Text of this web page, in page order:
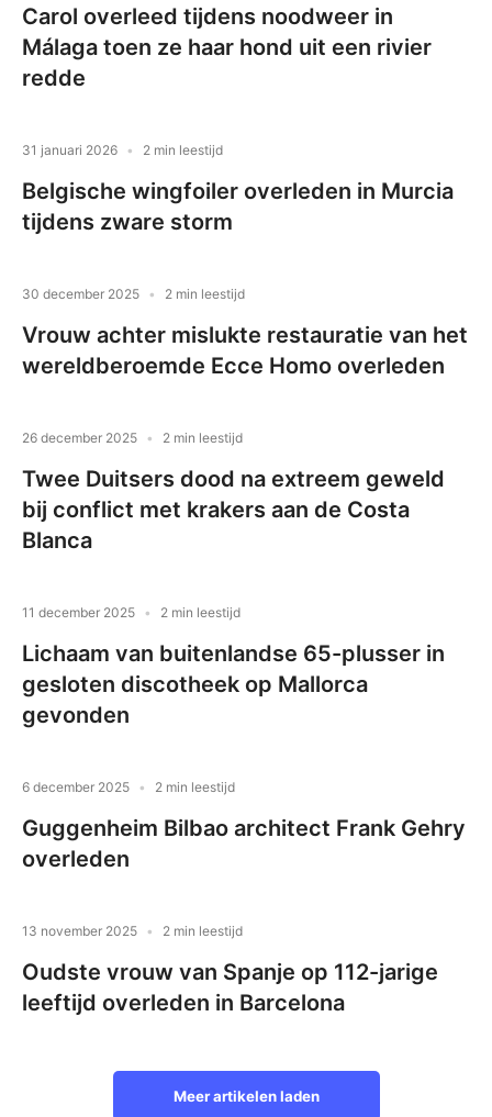
Carol overleed tijdens noodweer in
Málaga toen ze haar hond uit een rivier
redde
31 januari 2026 2 min leestijd
Belgische wingfoiler overleden in Murcia
tijdens zware storm
30 december 2025 2 min leestijd
Vrouw achter mislukte restauratie van het
wereldberoemde Ecce Homo overleden
26 december 2025 2 min leestijd
Twee Duitsers dood na extreem geweld
bij conflict met krakers aan de Costa
Blanca
11 december 2025 2 min leestijd
Lichaam van buitenlandse 65-plusser in
gesloten discotheek op Mallorca
gevonden
6 december 2025 2 min leestijd
Guggenheim Bilbao architect Frank Gehry
overleden
13 november 2025 2 min leestijd
Oudste vrouw van Spanje op 112-jarige
leeftijd overleden in Barcelona
Meer artikelen laden